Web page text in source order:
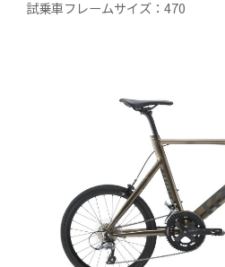
試乗車フレームサイズ：470